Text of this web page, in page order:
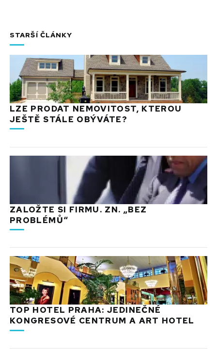
STARŠÍ ČLÁNKY
LZE PRODAT NEMOVITOST, KTEROU
JEŠTĚ STÁLE OBÝVÁTE?
ZALOŽTE SI FIRMU. ZN. „BEZ
PROBLÉMŮ“
TOP HOTEL PRAHA: JEDINEČNÉ
KONGRESOVÉ CENTRUM A ART HOTEL